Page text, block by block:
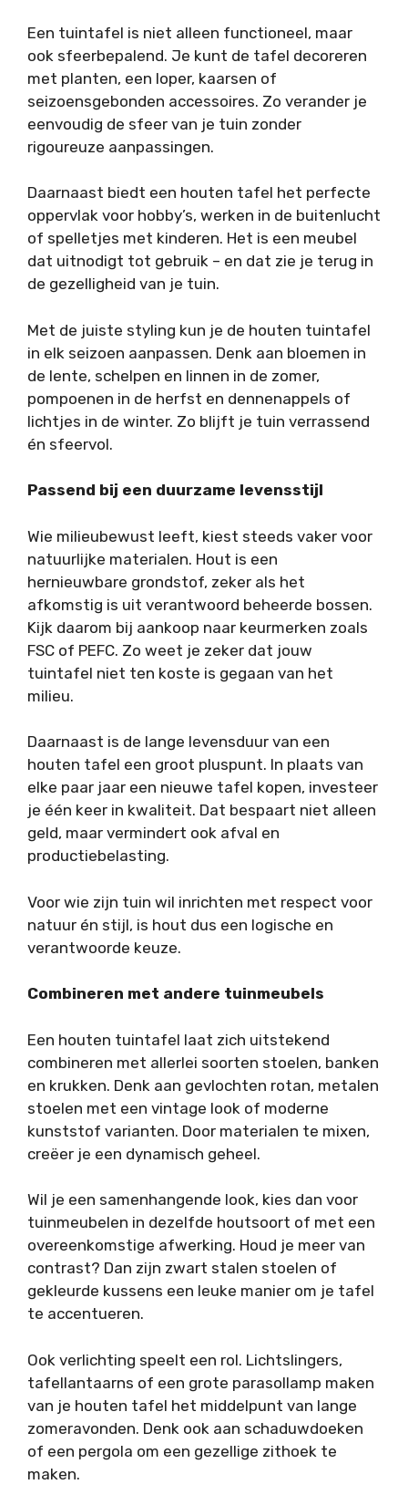
Een tuintafel is niet alleen functioneel, maar
ook sfeerbepalend. Je kunt de tafel decoreren
met planten, een loper, kaarsen of
seizoensgebonden accessoires. Zo verander je
eenvoudig de sfeer van je tuin zonder
rigoureuze aanpassingen.
Daarnaast biedt een houten tafel het perfecte
oppervlak voor hobby’s, werken in de buitenlucht
of spelletjes met kinderen. Het is een meubel
dat uitnodigt tot gebruik – en dat zie je terug in
de gezelligheid van je tuin.
Met de juiste styling kun je de houten tuintafel
in elk seizoen aanpassen. Denk aan bloemen in
de lente, schelpen en linnen in de zomer,
pompoenen in de herfst en dennenappels of
lichtjes in de winter. Zo blijft je tuin verrassend
én sfeervol.
Passend bij een duurzame levensstijl
Wie milieubewust leeft, kiest steeds vaker voor
natuurlijke materialen. Hout is een
hernieuwbare grondstof, zeker als het
afkomstig is uit verantwoord beheerde bossen.
Kijk daarom bij aankoop naar keurmerken zoals
FSC of PEFC. Zo weet je zeker dat jouw
tuintafel niet ten koste is gegaan van het
milieu.
Daarnaast is de lange levensduur van een
houten tafel een groot pluspunt. In plaats van
elke paar jaar een nieuwe tafel kopen, investeer
je één keer in kwaliteit. Dat bespaart niet alleen
geld, maar vermindert ook afval en
productiebelasting.
Voor wie zijn tuin wil inrichten met respect voor
natuur én stijl, is hout dus een logische en
verantwoorde keuze.
Combineren met andere tuinmeubels
Een houten tuintafel laat zich uitstekend
combineren met allerlei soorten stoelen, banken
en krukken. Denk aan gevlochten rotan, metalen
stoelen met een vintage look of moderne
kunststof varianten. Door materialen te mixen,
creëer je een dynamisch geheel.
Wil je een samenhangende look, kies dan voor
tuinmeubelen in dezelfde houtsoort of met een
overeenkomstige afwerking. Houd je meer van
contrast? Dan zijn zwart stalen stoelen of
gekleurde kussens een leuke manier om je tafel
te accentueren.
Ook verlichting speelt een rol. Lichtslingers,
tafellantaarns of een grote parasollamp maken
van je houten tafel het middelpunt van lange
zomeravonden. Denk ook aan schaduwdoeken
of een pergola om een gezellige zithoek te
maken.